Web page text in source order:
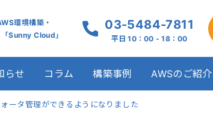
環境構築・
Sunny Cloud」
03-5484-7811
平日 10：00 - 18：00
らせ コラム 構築事例 AWSのご紹介
ータ管理ができるようになりました